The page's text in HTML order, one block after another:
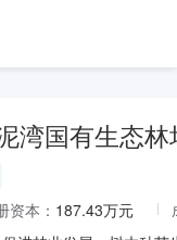
湾国有生态林
资本： 187.43万元